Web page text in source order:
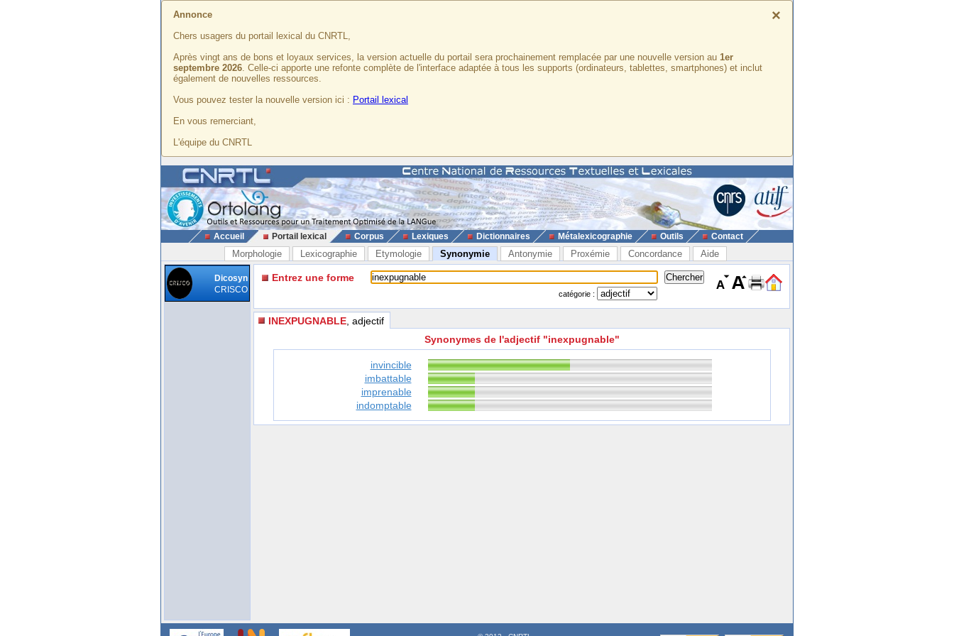
×
Annonce
Chers usagers du portail lexical du CNRTL,
Après vingt ans de bons et loyaux services, la version actuelle du portail sera prochainement remplacée par une nouvelle version au 1er
septembre 2026. Celle-ci apporte une refonte complète de l'interface adaptée à tous les supports (ordinateurs, tablettes, smartphones) et inclut
également de nouvelles ressources.
Vous pouvez tester la nouvelle version ici : Portail lexical
En vous remerciant,
L'équipe du CNRTL
Accueil Portail lexical Corpus Lexiques Dictionnaires Métalexicographie Outils Contact
Morphologie Lexicographie Etymologie Synonymie Antonymie Proxémie Concordance Aide
Dicosyn
CRISCO
Entrez une forme
catégorie :
INEXPUGNABLE , adjectif
Synonymes de l'adjectif "inexpugnable"
invincible
imbattable
imprenable
indomptable